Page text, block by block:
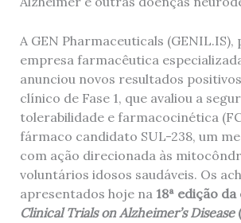
A GEN Pharmaceuticals (GENIL.IS),
empresa farmacêutica
anunciou novos resultados
clínico de Fase 1, que avaliou a
tolerabilidade e farmacocinética
fármaco candidato SUL-238, um
com ação direcionada às
voluntários idosos saudáveis. Os
apresentados hoje na 18ª edição
Clinical Trials on Alzheimer’s Disease